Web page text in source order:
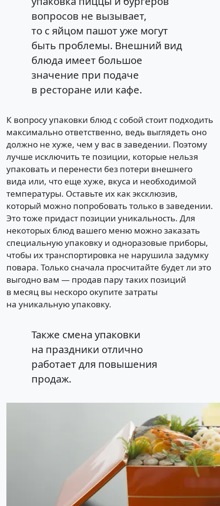
вопросов не вызывает,
то с яйцом пашот уже могут
быть проблемы. Внешний вид
блюда имеет большое
значение при подаче
в ресторане или кафе.
К вопросу упаковки блюд с собой стоит подходить
максимально ответственно, ведь выглядеть оно
должно не хуже, чем у вас в заведении. Поэтому
лучше исключить те позиции, которые нельзя
упаковать и перенести без потери внешнего
вида или, что еще хуже, вкуса и необходимой
температуры. Оставьте их как эксклюзив,
который можно попробовать только в заведении.
Это тоже придаст позиции уникальность. Для
некоторых блюд вашего меню можно заказать
специальную упаковку и одноразовые приборы,
чтобы их транспортировка не нарушила задумку
повара. Только сначала просчитайте будет ли это
выгодно вам — продав пару таких позиций
в месяц вы нескоро окупите затраты
на уникальную упаковку.
Также смена упаковки
на праздники отлично
работает для повышения
продаж.